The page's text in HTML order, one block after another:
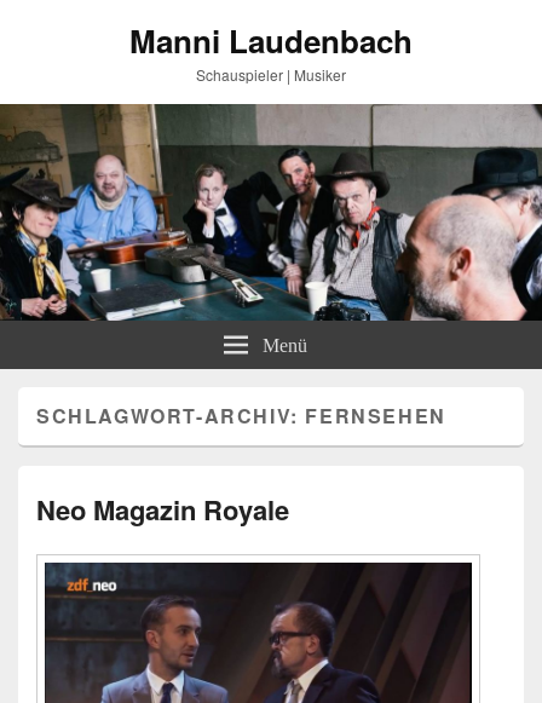
Manni Laudenbach
Schauspieler | Musiker
Menü
SCHLAGWORT-ARCHIV: FERNSEHEN
Neo Magazin Royale